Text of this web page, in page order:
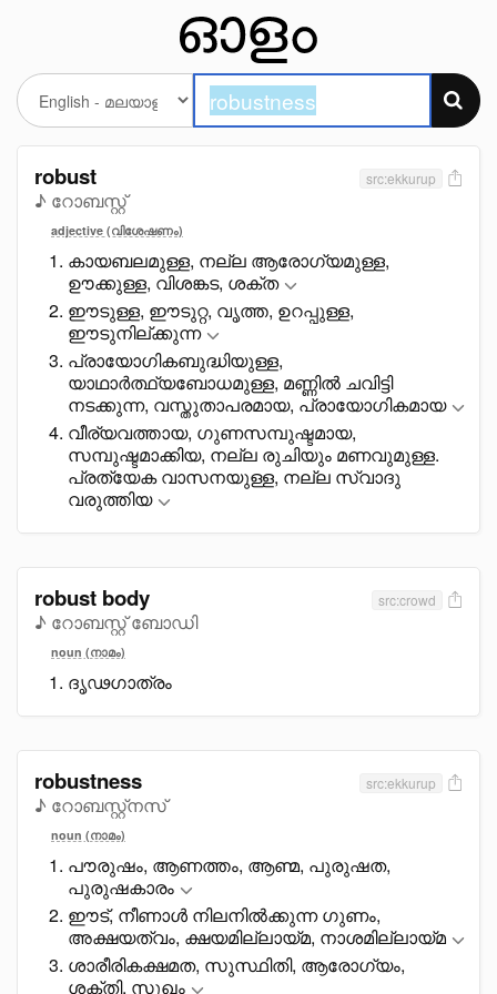
robust
♪ റോബസ്റ്റ്
src:ekkurup
adjective (വിശേഷണം)
കായബലമുള്ള, നല്ല ആരോഗ്യമുള്ള,
ഊക്കുള്ള, വിശങ്കട, ശക്ത
ഈടുള്ള, ഈടുറ്റ, വൃത്ത, ഉറപ്പുള്ള,
ഈടുനില്ക്കുന്ന
പ്രായോഗികബുദ്ധിയുള്ള,
യാഥാർത്ഥ്യബോധമുള്ള, മണ്ണിൽ ചവിട്ടി
നടക്കുന്ന, വസ്തുതാപരമായ, പ്രായോഗികമായ
വീര്യവത്തായ, ഗുണസമ്പുഷ്ടമായ,
സമ്പുഷ്ടമാക്കിയ, നല്ല രുചിയും മണവുമുള്ള.
പ്രത്യേക വാസനയുള്ള, നല്ല സ്വാദു
വരുത്തിയ
robust body
♪ റോബസ്റ്റ് ബോഡി
src:crowd
noun (നാമം)
ദൃഢഗാത്രം
robustness
♪ റോബസ്റ്റ്നസ്
src:ekkurup
noun (നാമം)
പൗരുഷം, ആണത്തം, ആണ്മ, പുരുഷത,
പുരുഷകാരം
ഈട്, നീണാൾ നിലനിൽക്കുന്ന ഗുണം,
അക്ഷയത്വം, ക്ഷയമില്ലായ്മ, നാശമില്ലായ്മ
ശാരീരികക്ഷമത, സുസ്ഥിതി, ആരോഗ്യം,
ശക്തി, സുഖം